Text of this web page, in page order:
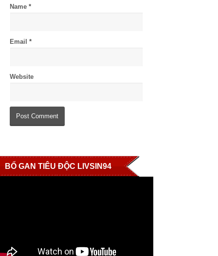
Name *
Email *
Website
BỔ GAN TIÊU ĐỘC LIVSIN94